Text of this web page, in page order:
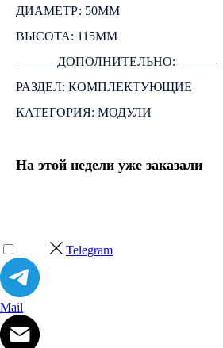
ДИАМЕТР: 50ММ
ВЫСОТА: 115ММ
――― ДОПОЛНИТЕЛЬНО: ―――
РАЗДЕЛ: КОМПЛЕКТУЮЩИЕ
КАТЕГОРИЯ: МОДУЛИ
На этой недели уже заказали
Telegram
Mail